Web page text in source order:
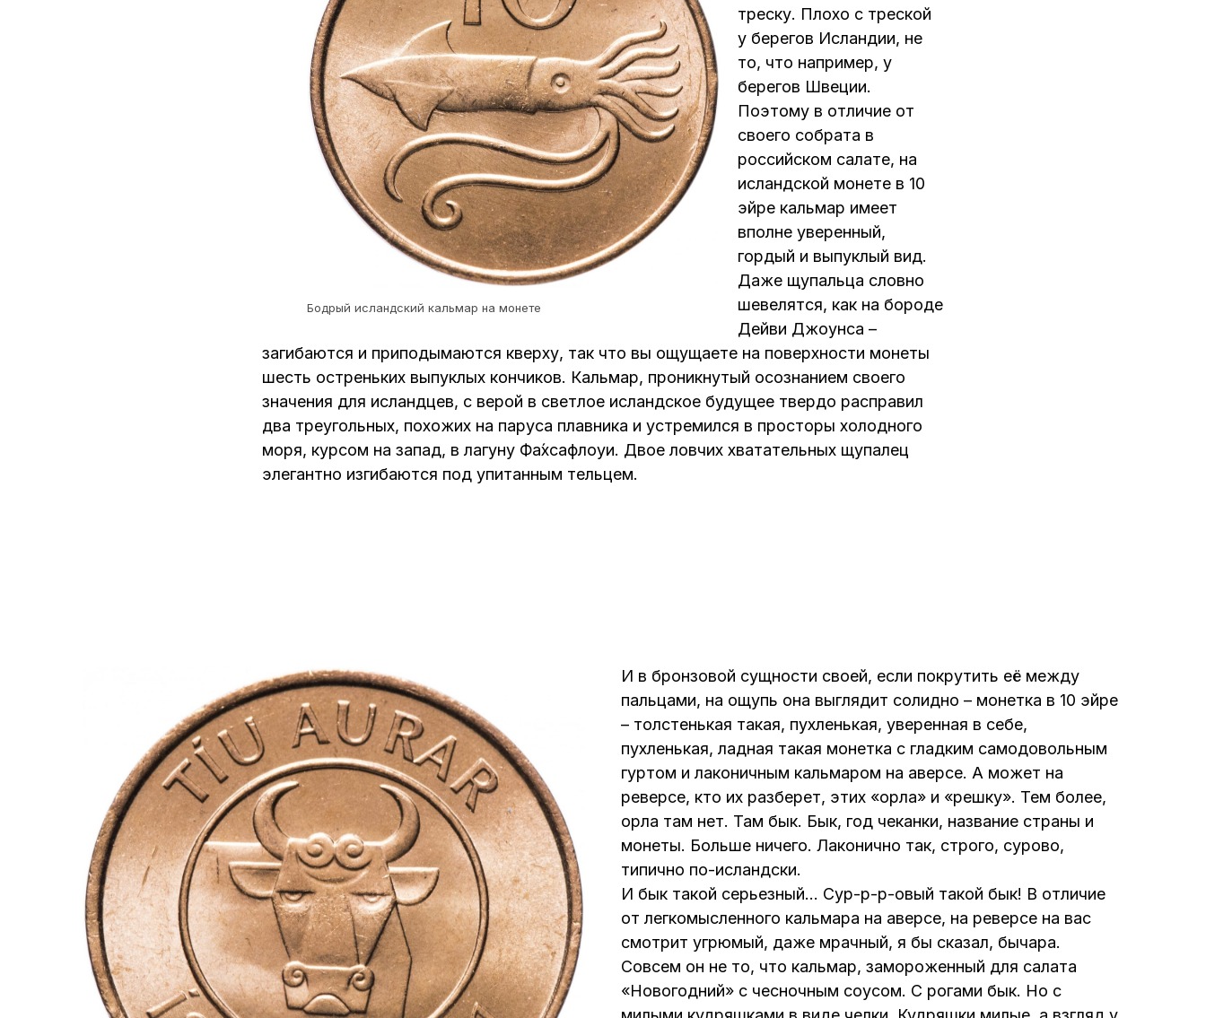
Бодрый исландский кальмар на монете
треску. Плохо с треской
у берегов Исландии, не
то, что например, у
берегов Швеции.
Поэтому в отличие от
своего собрата в
российском салате, на
исландской монете в 10
эйре кальмар имеет
вполне уверенный,
гордый и выпуклый вид.
Даже щупальца словно
шевелятся, как на бороде
Дейви Джоунса –
загибаются и приподымаются кверху, так что вы ощущаете на поверхности монеты
шесть остреньких выпуклых кончиков. Кальмар, проникнутый осознанием своего
значения для исландцев, с верой в светлое исландское будущее твердо расправил
два треугольных, похожих на паруса плавника и устремился в просторы холодного
моря, курсом на запад, в лагуну Фа́хсафлоуи. Двое ловчих хватательных щупалец
элегантно изгибаются под упитанным тельцем.
И в бронзовой сущности своей, если покрутить её между
пальцами, на ощупь она выглядит солидно – монетка в 10 эйре
– толстенькая такая, пухленькая, уверенная в себе,
пухленькая, ладная такая монетка с гладким самодовольным
гуртом и лаконичным кальмаром на аверсе. А может на
реверсе, кто их разберет, этих «орла» и «решку». Тем более,
орла там нет. Там бык. Бык, год чеканки, название страны и
монеты. Больше ничего. Лаконично так, строго, сурово,
типично по-исландски.
И бык такой серьезный… Сур-р-р-овый такой бык! В отличие
от легкомысленного кальмара на аверсе, на реверсе на вас
смотрит угрюмый, даже мрачный, я бы сказал, бычара.
Совсем он не то, что кальмар, замороженный для салата
«Новогодний» с чесночным соусом. С рогами бык. Но с